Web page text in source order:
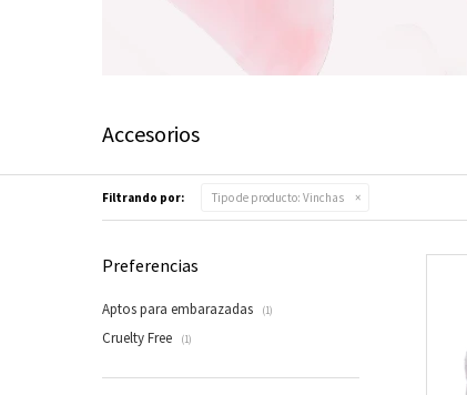
Accesorios
Filtrando por: Tipo de producto: Vinchas
Preferencias
Aptos para embarazadas (1)
Cruelty Free (1)